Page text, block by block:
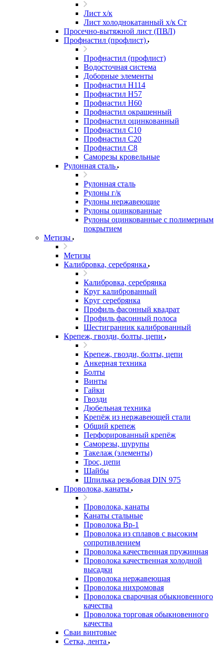
Лист х/к
Лист холоднокатанный х/к Ст
Просечно-вытяжной лист (ПВЛ)
Профнастил (профлист)
Профнастил (профлист)
Водосточная система
Доборные элементы
Профнастил Н114
Профнастил Н57
Профнастил Н60
Профнастил окрашенный
Профнастил оцинкованный
Профнастил С10
Профнастил С20
Профнастил С8
Саморезы кровельные
Рулонная сталь
Рулонная сталь
Рулоны г/к
Рулоны нержавеющие
Рулоны оцинкованные
Рулоны оцинкованные с полимерным
покрытием
Метизы
Метизы
Калибровка, серебрянка
Калибровка, серебрянка
Круг калиброванный
Круг серебрянка
Профиль фасонный квадрат
Профиль фасонный полоса
Шестигранник калиброванный
Крепеж, гвозди, болты, цепи
Крепеж, гвозди, болты, цепи
Анкерная техника
Болты
Винты
Гайки
Гвозди
Дюбельная техника
Крепёж из нержавеющей стали
Общий крепеж
Перфорированный крепёж
Саморезы, шурупы
Такелаж (элементы)
Трос, цепи
Шайбы
Шпилька резьбовая DIN 975
Проволока, канаты
Проволока, канаты
Канаты стальные
Проволока Вр-1
Проволока из сплавов с высоким
сопротивлением
Проволока качественная пружинная
Проволока качественная холодной
высадки
Проволока нержавеющая
Проволока нихромовая
Проволока сварочная обыкновенного
качества
Проволока торговая обыкновенного
качества
Сваи винтовые
Сетка, лента